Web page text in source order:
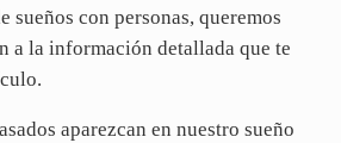
sueños con personas, queremos
a la información detallada que te
aparezcan en nuestro sueño